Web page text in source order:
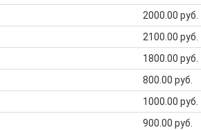
2000.00 руб.
2100.00 руб.
1800.00 руб.
800.00 руб.
1000.00 руб.
900.00 руб.